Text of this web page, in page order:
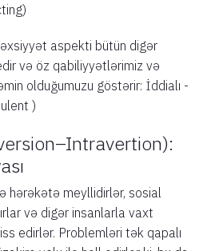
aspekti bütün digər
və öz qabiliyyətlərimiz və
olduğumuzu göstərir: İddialı -
)
hərəkətə meyllidirlər, sosial
və digər insanlarla vaxt
edirlər. Problemləri tək qapalı